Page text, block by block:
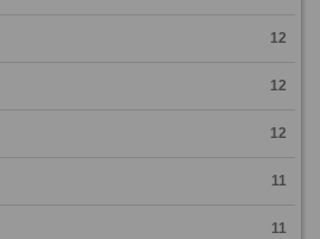
12
12
12
11
11